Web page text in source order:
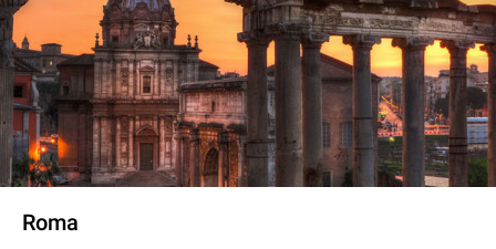
Roma